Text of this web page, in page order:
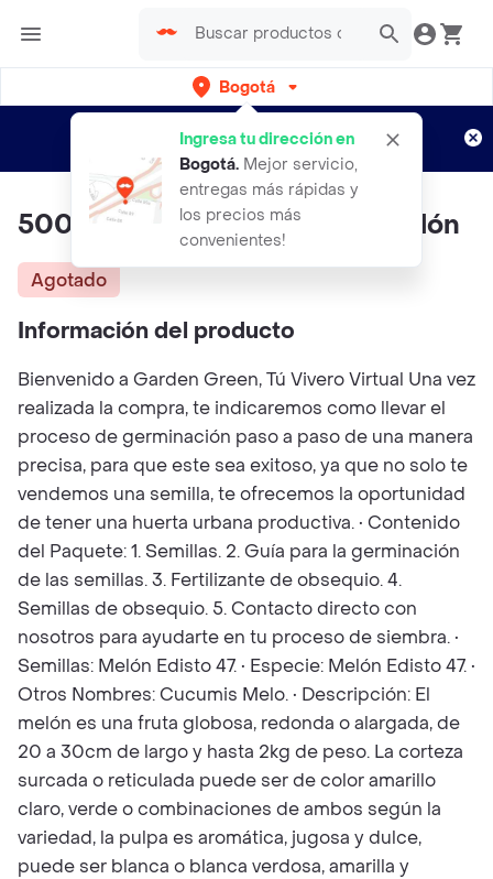
Bogotá
Ingresa tu dirección en
Bogotá. Mejor servicio,
entregas más rápidas y
los precios más
convenientes!
envíos gratis por semanas
Aplican TyC
500 Semillas Orgánicas De Melón
Agotado
Información del producto
Bienvenido a Garden Green, Tú Vivero Virtual Una vez
realizada la compra, te indicaremos como llevar el
proceso de germinación paso a paso de una manera
precisa, para que este sea exitoso, ya que no solo te
vendemos una semilla, te ofrecemos la oportunidad
de tener una huerta urbana productiva. • Contenido
del Paquete: 1. Semillas. 2. Guía para la germinación
de las semillas. 3. Fertilizante de obsequio. 4.
Semillas de obsequio. 5. Contacto directo con
nosotros para ayudarte en tu proceso de siembra. •
Semillas: Melón Edisto 47. • Especie: Melón Edisto 47. •
Otros Nombres: Cucumis Melo. • Descripción: El
melón es una fruta globosa, redonda o alargada, de
20 a 30cm de largo y hasta 2kg de peso. La corteza
surcada o reticulada puede ser de color amarillo
claro, verde o combinaciones de ambos según la
variedad, la pulpa es aromática, jugosa y dulce,
puede ser blanca o blanca verdosa, amarilla y